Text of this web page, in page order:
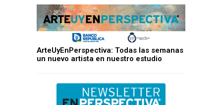
ArteUyEnPerspectiva: Todas las semanas
un nuevo artista en nuestro estudio